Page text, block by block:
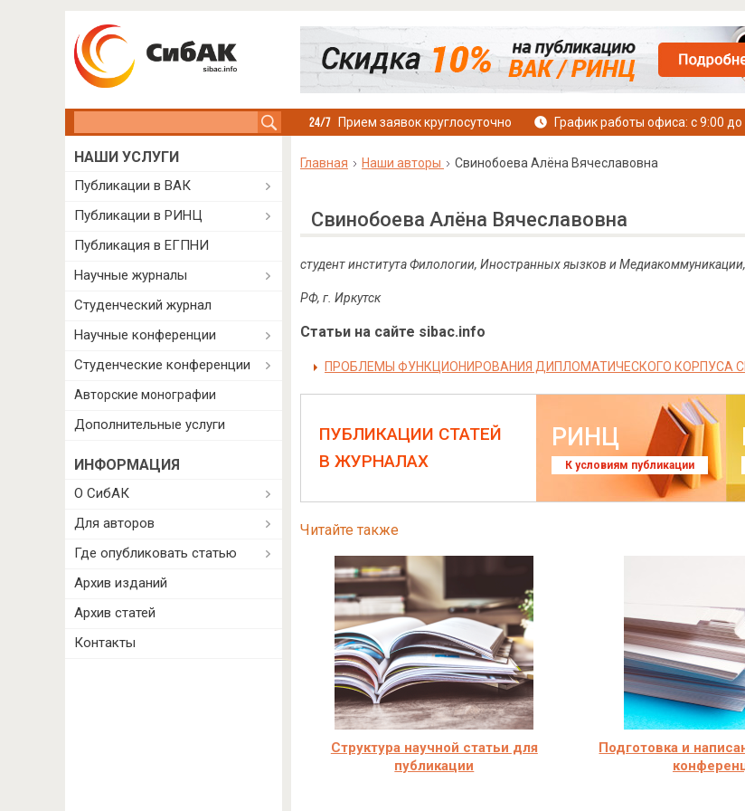
Прием заявок круглосуточно График работы офиса: с 9:00
Главная Наши авторы Свинобоева Алёна Вячеславовна
Свинобоева Алёна Вячеславовна
студент института Филологии, Иностранных яызков и
РФ, г. Иркутск
Статьи на сайте sibac.info
ПРОБЛЕМЫ ФУНКЦИОНИРОВАНИЯ ДИПЛОМАТИЧЕСКОГО КОРПУСА
ПУБЛИКАЦИИ СТАТЕЙ
В ЖУРНАЛАХ
РИНЦ
К условиям публикации
Читайте также
Структура научной статьи для
публикации
Подготовка и
НАШИ УСЛУГИ
Публикации в ВАК
Публикации в РИНЦ
Публикация в ЕГПНИ
Научные журналы
Студенческий журнал
Научные конференции
Студенческие конференции
Авторские монографии
Дополнительные услуги
ИНФОРМАЦИЯ
О СибАК
Для авторов
Где опубликовать статью
Архив изданий
Архив статей
Контакты